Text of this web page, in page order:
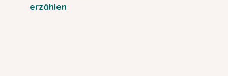
erzählen